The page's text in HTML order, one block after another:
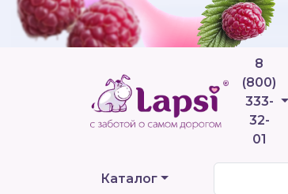
8
(800)
333-
32-
01
Каталог